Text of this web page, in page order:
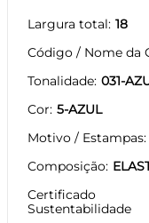
Largura total 18
Código / Nome da
Tonalidade 031-
Cor 5-AZUL
Motivo / Estampas
Composição
Certificado
Sustentabilidade